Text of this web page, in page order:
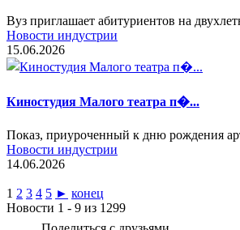
Вуз приглашает абитуриентов на
Новости индустрии
15.06.2026
Киностудия Малого театра п�...
Показ, приуроченный к дню рождения
Новости индустрии
14.06.2026
1 2 3 4 5 ► конец
Новости 1 - 9 из 1299